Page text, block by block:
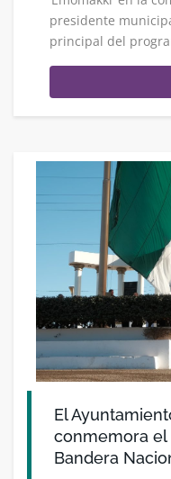
presidente
principal del
El
conmemora el
Bandera